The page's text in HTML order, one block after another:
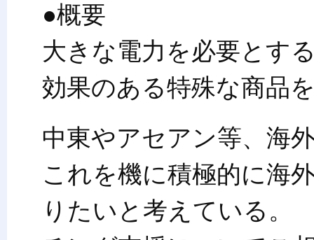
●概要
大きな電力を必要とす
効果のある特殊な商品
中東やアセアン等、海
これを機に積極的に海
りたいと考えている